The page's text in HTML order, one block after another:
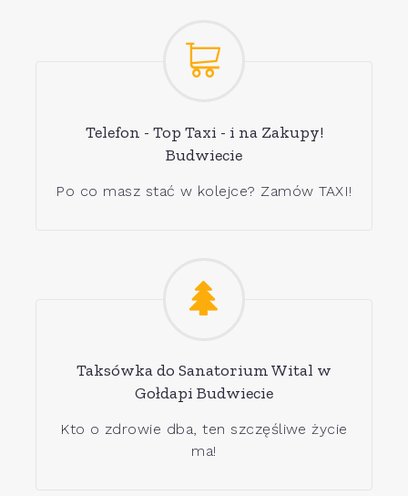
Telefon - Top Taxi - i na Zakupy!
Budwiecie
Po co masz stać w kolejce? Zamów TAXI!
Taksówka do Sanatorium Wital w
Gołdapi Budwiecie
Kto o zdrowie dba, ten szczęśliwe życie
ma!